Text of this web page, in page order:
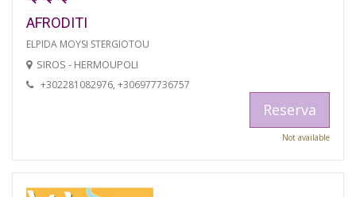
AFRODITI
ELPIDA MOYSI STERGIOTOU
SIROS - HERMOUPOLI
+302281082976, +306977736757
Reserva
Not available